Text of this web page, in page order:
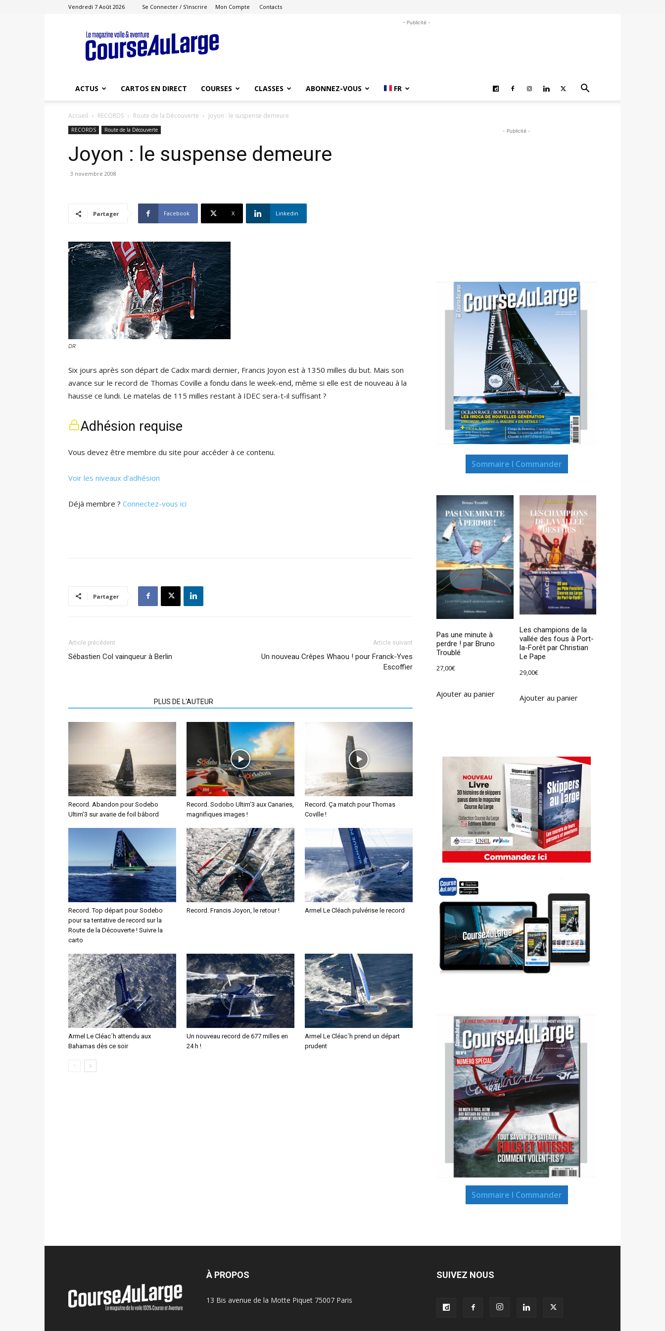
Vendredi 7 Août 2026 Se Connecter / S'inscrire Mon Compte Contacts
Course
au
Large
- Publicité -
ACTUS CARTOS EN DIRECT COURSES CLASSES ABONNEZ-VOUS FR
Accueil RECORDS Route de la Découverte Joyon : le suspense demeure
RECORDS Route de la Découverte
Joyon : le suspense demeure
3 novembre 2008
Partager Facebook X Linkedin
DR
Six jours après son départ de Cadix mardi dernier, Francis Joyon est à 1350 milles du but. Mais son
avance sur le record de Thomas Coville a fondu dans le week-end, même si elle est de nouveau à la
hausse ce lundi. Le matelas de 115 milles restant à IDEC sera-t-il suffisant ?
Adhésion requise
Vous devez être membre du site pour accéder à ce contenu.
Voir les niveaux d’adhésion
Déjà membre ? Connectez-vous ici
Partager
Article précédent
Sébastien Col vainqueur à Berlin
Article suivant
Un nouveau Crêpes Whaou ! pour Franck-Yves
Escoffier
PLUS DE L'AUTEUR
Record. Abandon pour Sodebo
Ultim’3 sur avarie de foil bâbord
Record. Sodobo Ultim’3 aux Canaries,
magnifiques images !
Record. Ça match pour Thomas
Coville !
Record. Top départ pour Sodebo
pour sa tentative de record sur la
Route de la Découverte ! Suivre la
carto
Record. Francis Joyon, le retour ! Armel Le Cléach pulvérise le record
Armel Le Cléac´h attendu aux
Bahamas dès ce soir
Un nouveau record de 677 milles en
24 h !
Armel Le Cléac´h prend un départ
prudent
- Publicité -
Sommaire I Commander
Pas une minute à
perdre ! par Bruno
Troublé
27,00€
Ajouter au panier
Les champions de la
vallée des fous à Port-
la-Forêt par Christian
Le Pape
29,00€
Ajouter au panier
Sommaire I Commander
À PROPOS
13 Bis avenue de la Motte Piquet 75007 Paris
SUIVEZ NOUS